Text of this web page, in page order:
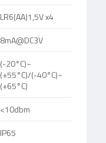
LR6(AA)1,5V x4
8mA@DC3V
(-20°C)~
(+55°C)/(-40°C)~
(+65°C)
<10dbm
IP65